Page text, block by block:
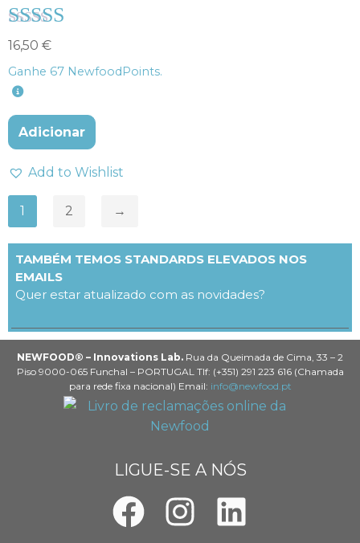
Avaliação
4.71
de 5
16,50 €
Ganhe 67 NewfoodPoints.
Adicionar
Add to Wishlist
1 2 →
TAMBÉM TEMOS STANDARDS ELEVADOS NOS
EMAILS
Quer estar atualizado com as novidades?
NEWFOOD® – Innovations Lab. Rua da Queimada de Cima, 33 – 2
Piso 9000-065 Funchal – PORTUGAL Tlf: (+351) 291 223 616 (Chamada
para rede fixa nacional) Email: info@newfood.pt
LIGUE-SE A NÓS